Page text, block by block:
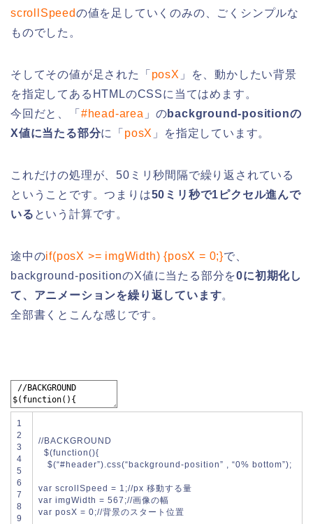
scrollSpeedの値を足していくのみの、ごくシンプルな
ものでした。
そしてその値が足された「 posX 」を、動かしたい背景
を指定してあるHTMLのCSSに当てはめます。
今回だと、「 #head-area 」のbackground-positionの
X値に当たる部分に「 posX 」を指定しています。
これだけの処理が、50ミリ秒間隔で繰り返されている
ということです。つまりは50ミリ秒で1ピクセル進んで
いる という計算です。
途中のif(posX >= imgWidth) {posX = 0;}で、
background-positionのX値に当たる部分を0に初期化し
て、アニメーションを繰り返しています。
全部書くとこんな感じです。
1
2
3
4
5
6
7
8
9
//BACKGROUND
$(function(){
$(“#header”) css(“background-position” “0% bottom”);
var scrollSpeed = 1 ;//px 移動する量
var imgWidth = 567 ;//画像の幅
var posX = 0;//背景のスタート位置